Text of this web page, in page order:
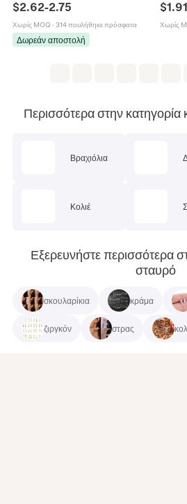
Μαργαριτάρι Κρίκοι Κοσμήματα
Υποαλλεργικά
$2.62-2.75
Χωρίς MOQ · 314 πουλήθηκε πρόσφατα
Δωρεάν αποστολή
$1.91
Χωρίς
Περισσότερα στην
Βραχιόλια
Κολιέ
Εξερευνήστε περισσότερα
σταυρό
σκουλαρίκια κράμα
ζιργκόν στρας